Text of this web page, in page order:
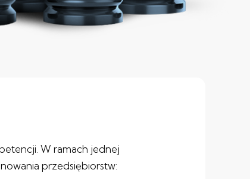
W ramach jednej
przedsiębiorstw: